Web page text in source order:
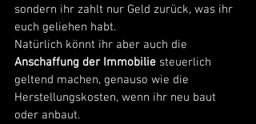
sondern ihr zahlt nur Geld zurück, was ihr
euch geliehen habt.
Natürlich könnt ihr aber auch die
Anschaffung der Immobilie steuerlich
geltend machen, genauso wie die
Herstellungskosten, wenn ihr neu baut
oder anbaut.